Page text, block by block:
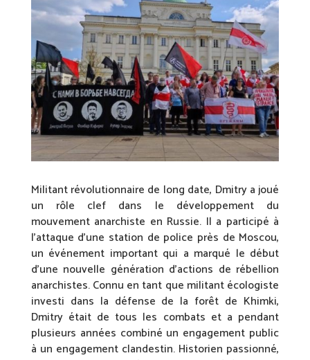
Militant révolutionnaire de long date, Dmitry a joué
un rôle clef dans le développement du
mouvement anarchiste en Russie. Il a participé à
l’attaque d’une station de police près de Moscou,
un événement important qui a marqué le début
d’une nouvelle génération d’actions de rébellion
anarchistes. Connu en tant que militant écologiste
investi dans la défense de la forêt de Khimki,
Dmitry était de tous les combats et a pendant
plusieurs années combiné un engagement public
à un engagement clandestin. Historien passionné,